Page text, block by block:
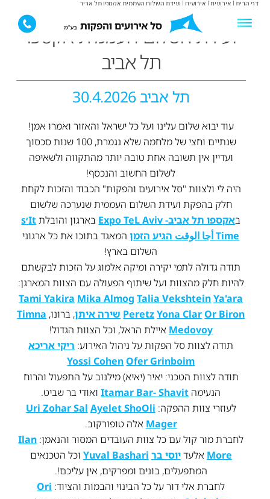
דף הבית | אירועים | אירועים | ועידת השלום העממית אקספו תל אביב
ועידת השלום העממית אקספו
תל אביב
תל אביב 30.4.2026
עוד יבוא שלום עלינו ועל כל ישראל והאזור ואמרו אמן!
שנתיים וחצי של מלחמה שלא נגמרת, 100 שנות סכסוך
ועדיין אין תשובה אחת טובה יותר מהתקווה ולשאיפה
לשלום החשוב והנכסף!
היה לי ולצוות "סל אירועים והפקות" הכבוד והזכות לקחת
חלק בהפקת ועידת השלום העממית שנערכה שלשום
באקספו תל אביב- Expo TeL Aviv בארגון והובלת
It׳s
Time أجا الوقت הגיע הזמן
המאגד בתוכו את כל ארגוני
השלום בארץ!
תודה גדולה לתמי יקירה ומיקה אלמוג על הזכות לבקשתם
להיות חלק מהצוות ועל שיתוף הפעולה עם הצוות המארגן:
Tami Yakira Mika Almog Talia VekshteinYa'ara
PeretzYona ClarOr Biron שירה איתן, ברונו, Timna
Medovoy איילת הראל, וכל הצוות הגדול!
תודה לצוות סל הפקות על ניהול האירוע: ריקי אריכא
Yossi CohenOfer Grinboim
תודה לצוות הטכני: יאיר (יאיא) מילנוב על התפעול והרוח
הנעימה Itamar Bar- Shavitואודי בר שביט.
לעוזרי צוות ההפקה:
Uri Zohar Sal Ayelet ShoOli
Mager אלה טופורקוב.
לחברת מור קול עם כל צוות העובדים המסור והנאמן: Ilan
More אלעדיוסי בר Yuval Bashari וכל הטכנאים
המתפעלים, בונים ומפרקים, אין עליכם!.
לחברת אלי דור על כל הבינוי והבמות והציוד: Ori